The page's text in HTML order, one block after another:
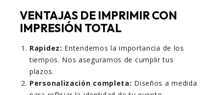
VENTAJAS DE IMPRIMIR CON
IMPRESIÓN TOTAL
Rapidez: Entendemos la importancia de los
tiempos. Nos aseguramos de cumplir tus
plazos.
Personalización completa: Diseños a medida